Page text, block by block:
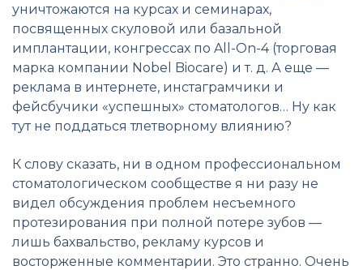
уничтожаются на курсах и семинарах,
посвященных скуловой или базальной
имплантации, конгрессах по All-On-4 (торговая
марка компании Nobel Biocare) и т. д. А еще —
реклама в интернете, инстаграмчики и
фейсбучики «успешных» стоматологов… Ну как
тут не поддаться тлетворному влиянию?
К слову сказать, ни в одном профессиональном
стоматологическом сообществе я ни разу не
видел обсуждения проблем несъемного
протезирования при полной потере зубов —
лишь бахвальство, рекламу курсов и
восторженные комментарии. Это странно. Очень